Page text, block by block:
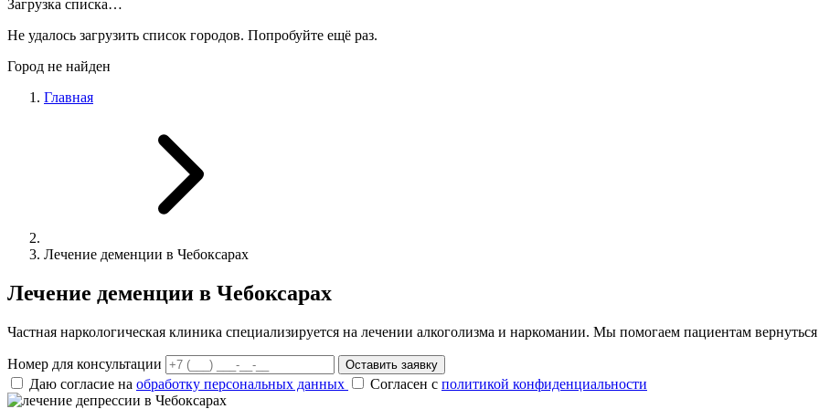
Загрузка списка…
Не удалось загрузить список городов. Попробуйте ещё раз.
Город не найден
Главная
Лечение деменции в Чебоксарах
Лечение деменции в Чебоксарах
Частная наркологическая клиника специализируется на лечении алкоголизма и наркомании. Мы помогаем пациентам
Номер для консультации Оставить заявку
Даю согласие на обработку персональных данных Согласен с политикой конфиденциальности